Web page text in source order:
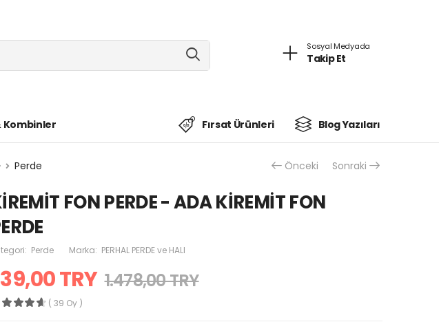
Sosyal Medyada
Takip Et
Kombinler Fırsat Ürünleri Blog Yazıları
Perde Önceki Sonraki
FON PERDE - ADA KİREMİT FON
Perde Marka: PERHAL PERDE ve HALI
TRY 1.478,00 TRY
( 39 Oy )